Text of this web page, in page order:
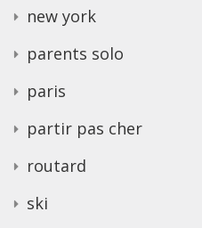
new york
parents solo
paris
partir pas cher
routard
ski